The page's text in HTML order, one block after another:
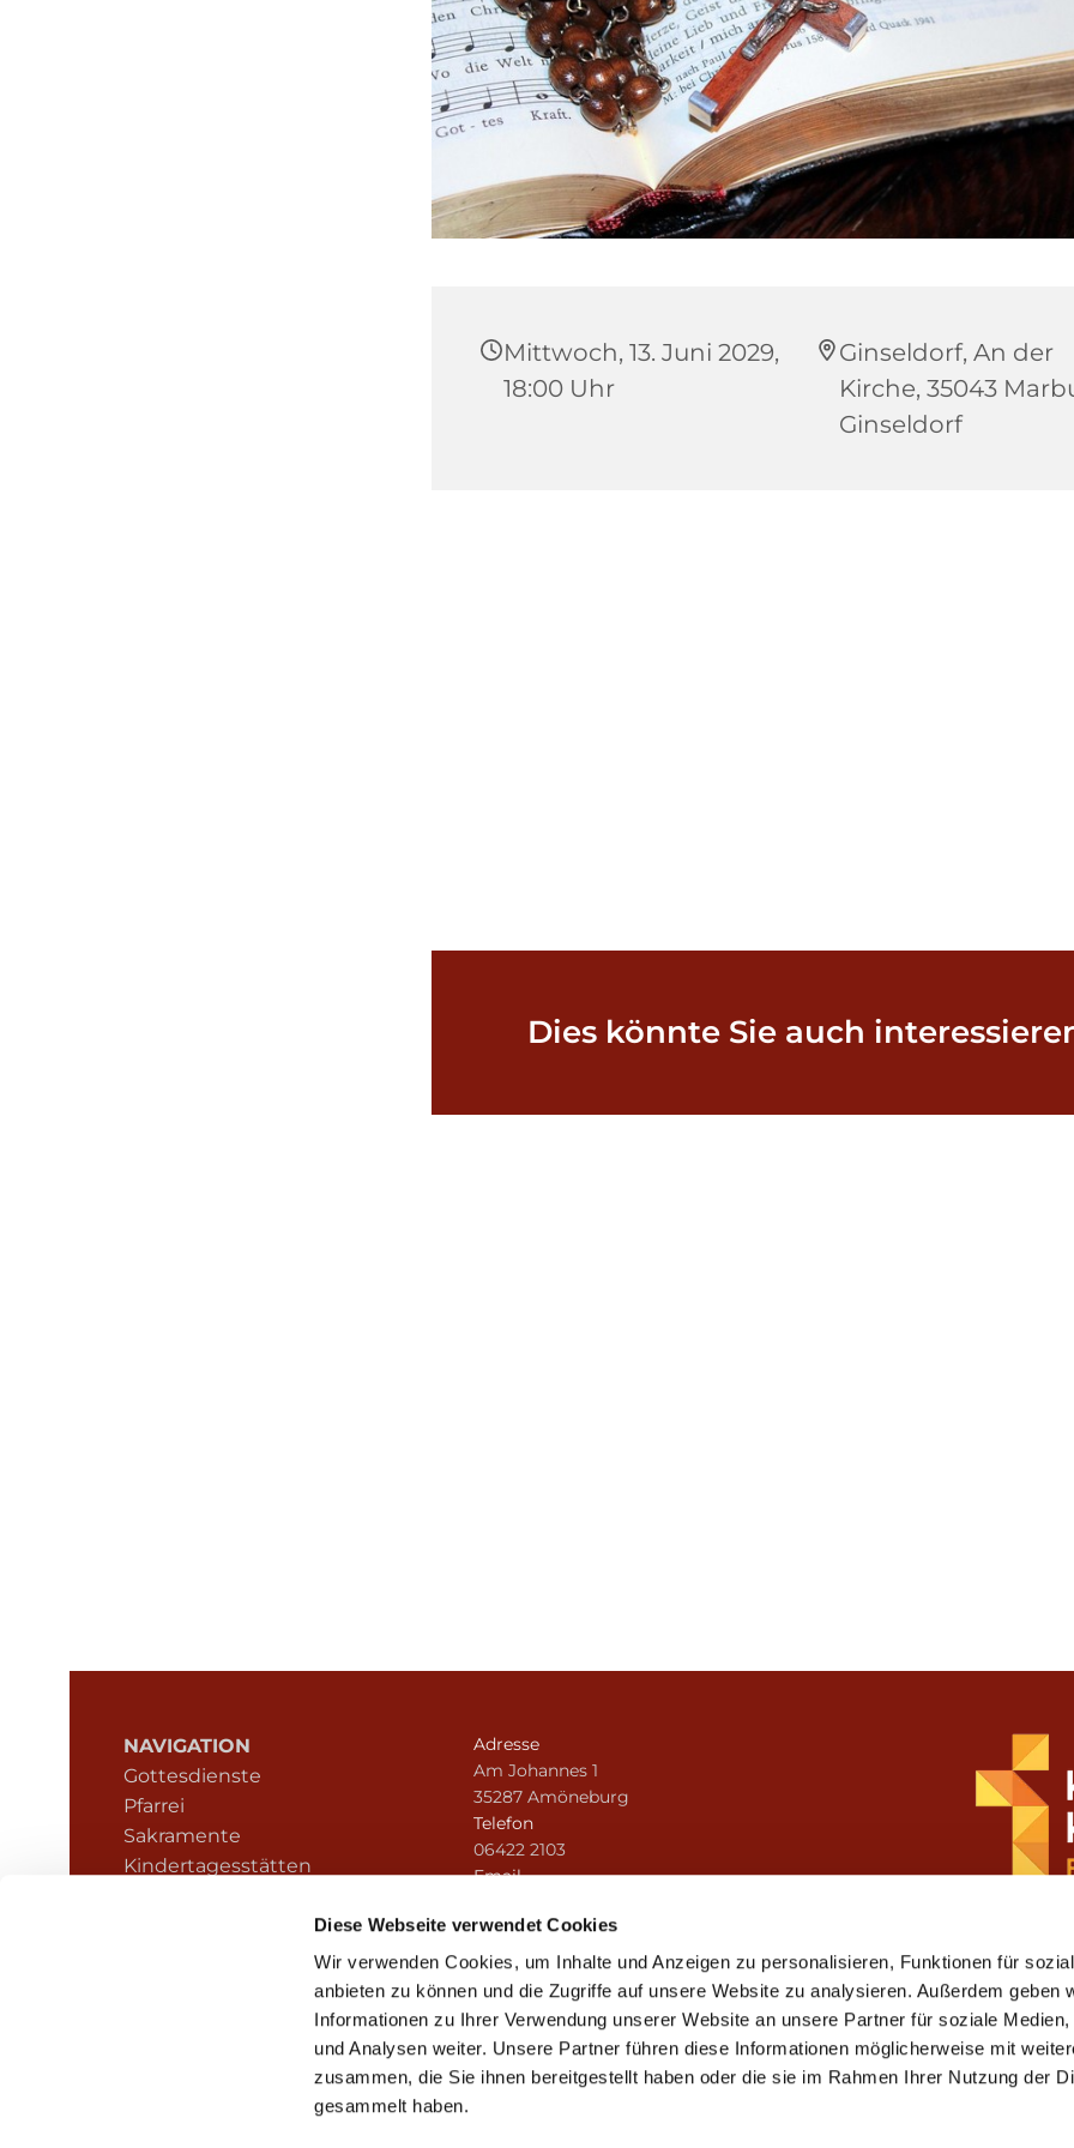
Diese Webseite verwendet Cookies
Wir verwenden Cookies, um Inhalte und Anzeigen zu personalisieren, Funktionen für
anbieten zu können und die Zugriffe auf unsere Website zu analysieren. Außerdem geben
Informationen zu Ihrer Verwendung unserer Website an unsere Partner für soziale Medien,
und Analysen weiter. Unsere Partner führen diese Informationen möglicherweise mit
zusammen, die Sie ihnen bereitgestellt haben oder die sie im Rahmen Ihrer Nutzung der
gesammelt haben.
Mittwoch, 13. Juni 2029,
18:00 Uhr
Ginseldorf, An der
Kirche, 35043
Ginseldorf
Dies könnte Sie auch
NAVIGATION
Gottesdienste
Pfarrei
Sakramente
Kindertagesstätten
Hinweisgeberschutz
Adresse
Am Johannes 1
35287 Amöneburg
Telefon
06422 2103
Email
Impressum Datenschutzerklärung ChurchDesk-